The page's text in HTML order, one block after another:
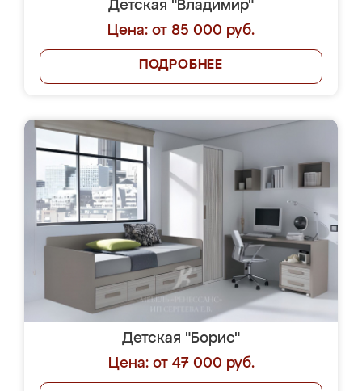
Детская "Владимир"
Цена: от 85 000 руб.
ПОДРОБНЕЕ
Детская "Борис"
Цена: от 47 000 руб.